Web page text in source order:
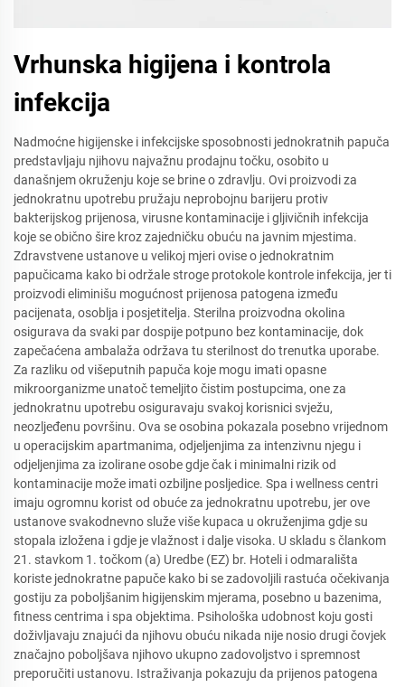
Vrhunska higijena i kontrola
infekcija
Nadmoćne higijenske i infekcijske sposobnosti jednokratnih papuča
predstavljaju njihovu najvažnu prodajnu točku, osobito u
današnjem okruženju koje se brine o zdravlju. Ovi proizvodi za
jednokratnu upotrebu pružaju neprobojnu barijeru protiv
bakterijskog prijenosa, virusne kontaminacije i gljivičnih infekcija
koje se obično šire kroz zajedničku obuću na javnim mjestima.
Zdravstvene ustanove u velikoj mjeri ovise o jednokratnim
papučicama kako bi održale stroge protokole kontrole infekcija, jer ti
proizvodi eliminišu mogućnost prijenosa patogena između
pacijenata, osoblja i posjetitelja. Sterilna proizvodna okolina
osigurava da svaki par dospije potpuno bez kontaminacije, dok
zapečaćena ambalaža održava tu sterilnost do trenutka uporabe.
Za razliku od višeputnih papuča koje mogu imati opasne
mikroorganizme unatoč temeljito čistim postupcima, one za
jednokratnu upotrebu osiguravaju svakoj korisnici svježu,
neozljeđenu površinu. Ova se osobina pokazala posebno vrijednom
u operacijskim apartmanima, odjeljenjima za intenzivnu njegu i
odjeljenjima za izolirane osobe gdje čak i minimalni rizik od
kontaminacije može imati ozbiljne posljedice. Spa i wellness centri
imaju ogromnu korist od obuće za jednokratnu upotrebu, jer ove
ustanove svakodnevno služe više kupaca u okruženjima gdje su
stopala izložena i gdje je vlažnost i dalje visoka. U skladu s člankom
21. stavkom 1. točkom (a) Uredbe (EZ) br. Hoteli i odmarališta
koriste jednokratne papuče kako bi se zadovoljili rastuća očekivanja
gostiju za poboljšanim higijenskim mjerama, posebno u bazenima,
fitness centrima i spa objektima. Psihološka udobnost koju gosti
doživljavaju znajući da njihovu obuću nikada nije nosio drugi čovjek
značajno poboljšava njihovo ukupno zadovoljstvo i spremnost
preporučiti ustanovu. Istraživanja pokazuju da prijenos patogena